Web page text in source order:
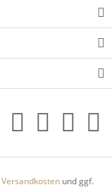
Versandkosten und ggf.